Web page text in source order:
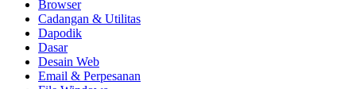
Browser
Cadangan & Utilitas
Dapodik
Dasar
Desain Web
Email & Perpesanan